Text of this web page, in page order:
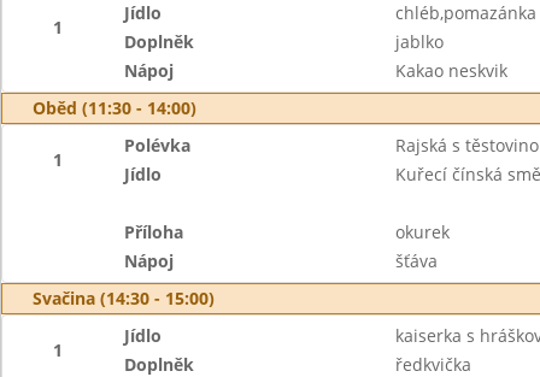
1
Jídlo
Doplněk
jablko
Nápoj
Kakao neskvik
Oběd (11:30 - 14:00)
1
Polévka
Rajská s
Jídlo
Kuřecí čínská
Příloha
okurek
Nápoj
šťáva
Svačina (14:30 - 15:00)
1
Jídlo
kaiserka s
Doplněk
ředkvička